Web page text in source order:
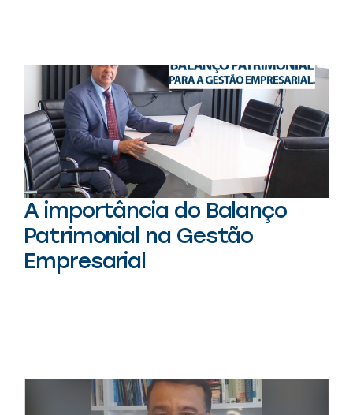
A importância do Balanço
Patrimonial na Gestão
Empresarial